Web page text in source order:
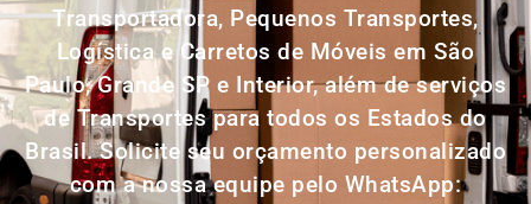
Transportadora, Pequenos Transportes,
Logística e Carretos de Móveis em São
Paulo, Grande SP e Interior, além de serviços
de Transportes para todos os Estados do
Brasil. Solicite seu orçamento personalizado
com a nossa equipe pelo WhatsApp: